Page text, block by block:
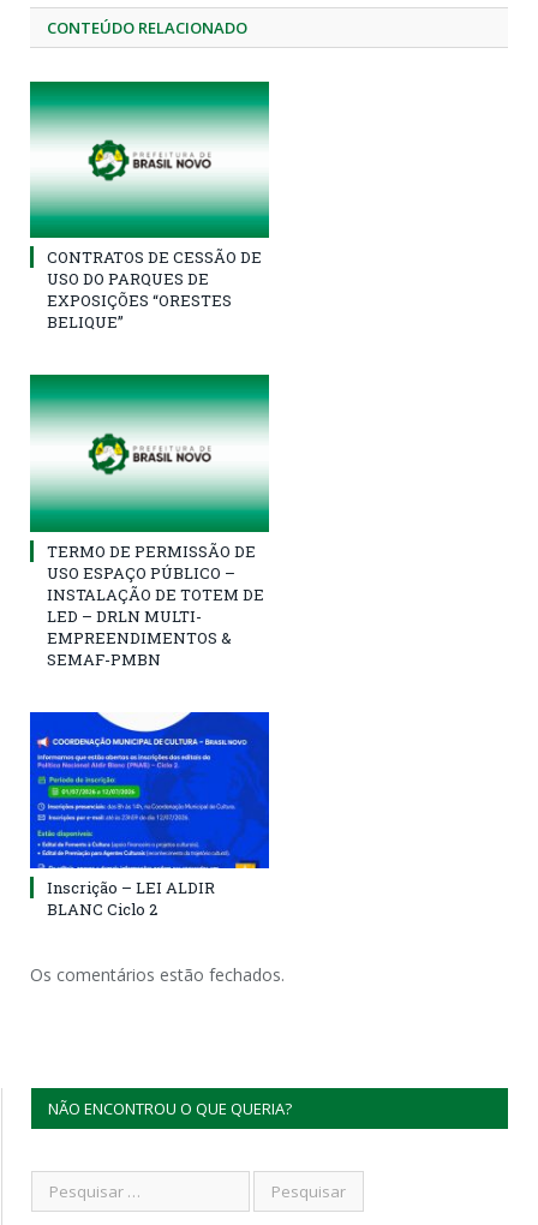
CONTEÚDO RELACIONADO
CONTRATOS DE CESSÃO DE
USO DO PARQUES DE
EXPOSIÇÕES “ORESTES
BELIQUE”
TERMO DE PERMISSÃO DE
USO ESPAÇO PÚBLICO –
INSTALAÇÃO DE TOTEM DE
LED – DRLN MULTI-
EMPREENDIMENTOS &
SEMAF-PMBN
Inscrição – LEI ALDIR
BLANC Ciclo 2
Os comentários estão fechados.
NÃO ENCONTROU O QUE QUERIA?